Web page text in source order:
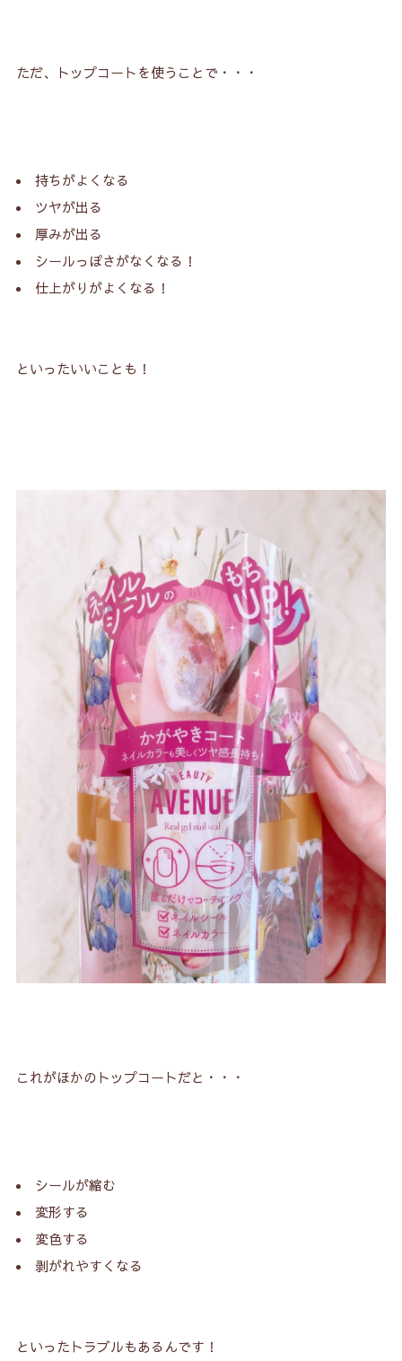
ただ、トップコートを使うことで・・・
持ちがよくなる
ツヤが出る
厚みが出る
シールっぽさがなくなる！
仕上がりがよくなる！
といったいいことも！
これがほかのトップコートだと・・・
シールが縮む
変形する
変色する
剥がれやすくなる
といったトラブルもあるんです！